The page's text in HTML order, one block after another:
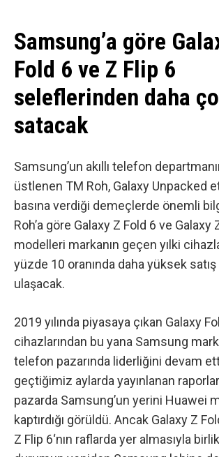
Samsung’a göre
Fold 6 ve Z Flip 6
seleflerinden daha
satacak
Samsung’un akıllı telefon
üstlenen TM Roh, Galaxy Unpacked
basına verdiği demeçlerde önemli
Roh’a göre Galaxy Z Fold 6 ve Galaxy
modelleri markanın geçen yılki
yüzde 10 oranında daha yüksek satış
ulaşacak.
2019 yılında piyasaya çıkan Galaxy
cihazlarından bu yana Samsung
telefon pazarında liderliğini devam
geçtiğimiz aylarda yayınlanan
pazarda Samsung’un yerini Huawei
kaptırdığı görüldü. Ancak Galaxy Z
Z Flip 6‘nın raflarda yer almasıyla